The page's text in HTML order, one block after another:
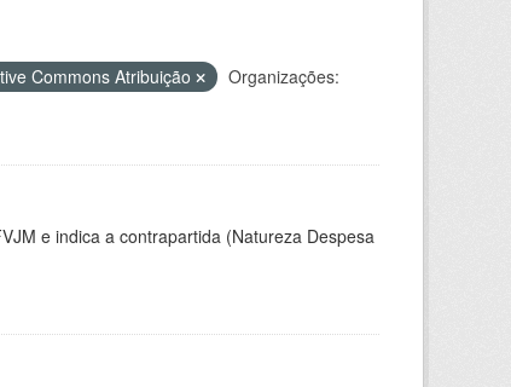
Commons Atribuição
Organizações:
e indica a contrapartida (Natureza Despesa